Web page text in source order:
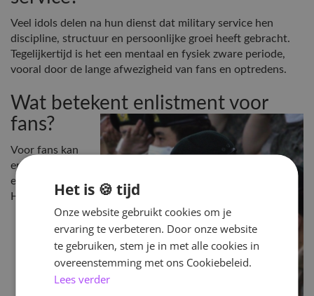
Veel idols delen na hun dienst dat military service hen
discipline, structuur en persoonlijke groei heeft gebracht.
Tegelijkertijd is het een mentaal en fysiek zware periode,
vooral door de lange afwezigheid van fans en optredens.
Wat betekent enlistment voor
fans?
Voor fans kan
enlistment
emotioneel zijn.
Het betekent:
Minder
content en
optredens
Tijdelijk
afscheid
Het is 🍪 tijd
Onze website gebruikt cookies om je
ervaring te verbeteren. Door onze website
te gebruiken, stem je in met alle cookies in
overeenstemming met ons Cookiebeleid.
Lees verder